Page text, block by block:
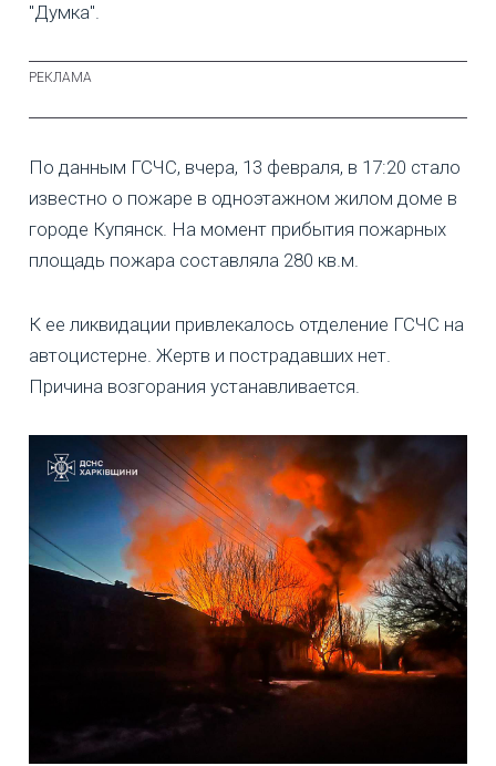
"Думка".
По данным ГСЧС, вчера, 13 февраля, в 17:20 стало
известно о пожаре в одноэтажном жилом доме в
городе Купянск. На момент прибытия пожарных
площадь пожара составляла 280 кв.м.
К ее ликвидации привлекалось отделение ГСЧС на
автоцистерне. Жертв и пострадавших нет.
Причина возгорания устанавливается.